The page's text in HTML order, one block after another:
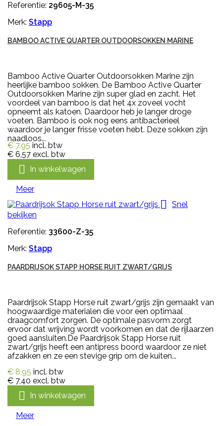
Referentie: 29605-M-35
Merk: Stapp
BAMBOO ACTIVE QUARTER OUTDOORSOKKEN MARINE
Bamboo Active Quarter Outdoorsokken Marine zijn
heerlijke bamboo sokken. De Bamboo Active Quarter
Outdoorsokken Marine zijn super glad en zacht. Het
voordeel van bamboo is dat het 4x zoveel vocht
opneemt als katoen. Daardoor heb je langer droge
voeten. Bamboo is ook nog eens antibacterieel
waardoor je langer frisse voeten hebt. Deze sokken zijn
naadloos...
€ 7,95 incl. btw
€ 6,57 excl. btw
 In winkelwagen
Meer

Snel
bekijken
Referentie: 33600-Z-35
Merk: Stapp
PAARDRIJSOK STAPP HORSE RUIT ZWART/GRIJS
Paardrijsok Stapp Horse ruit zwart/grijs zijn gemaakt van
hoogwaardige materialen die voor een optimaal
draagcomfort zorgen. De optimale pasvorm zorgt
ervoor dat wrijving wordt voorkomen en dat de rijlaarzen
goed aansluiten.De Paardrijsok Stapp Horse ruit
zwart/grijs heeft een antipress boord waardoor ze niet
afzakken en ze een stevige grip om de kuiten...
€ 8,95 incl. btw
€ 7,40 excl. btw
 In winkelwagen
Meer